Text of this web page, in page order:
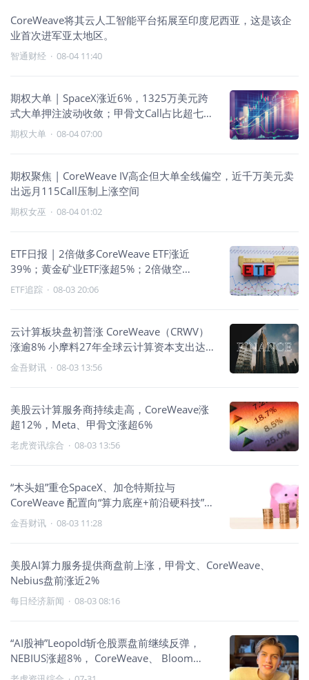
CoreWeave将其云人工智能平台拓展至印度尼西亚，这是该企
业首次进军亚太地区。
智通财经 · 08-04 11:40
期权大单 | SpaceX涨近6%，1325万美元跨
式大单押注波动收敛；甲骨文Call占比超七
成，CoreWeave暴涨近20%却遭高位Call压制
期权大单 · 08-04 07:00
期权聚焦 | CoreWeave IV高企但大单全线偏空，近千万美元卖
出远月115Call压制上涨空间
期权女巫 · 08-04 01:02
ETF日报 | 2倍做多CoreWeave ETF涨近
39%；黄金矿业ETF涨超5%；2倍做空
CoreWeave ETF跌近39%；科技杠杆主导多
ETF追踪 · 08-03 20:06
云计算板块盘初普涨 CoreWeave（CRWV）
涨逾8% 小摩料27年全球云计算资本支出达
1.2万亿美元
金吾财讯 · 08-03 13:56
美股云计算服务商持续走高，CoreWeave涨
超12%，Meta、甲骨文涨超6%
老虎资讯综合 · 08-03 13:56
“木头姐”重仓SpaceX、加仓特斯拉与
CoreWeave 配置向“算力底座+前沿硬科技”倾
斜
金吾财讯 · 08-03 11:28
美股AI算力服务提供商盘前上涨，甲骨文、CoreWeave、
Nebius盘前涨近2%
每日经济新闻 · 08-03 08:16
“AI股神”Leopold斩仓股票盘前继续反弹，
NEBIUS涨超8%， CoreWeave、 Bloom
Energy涨超6%